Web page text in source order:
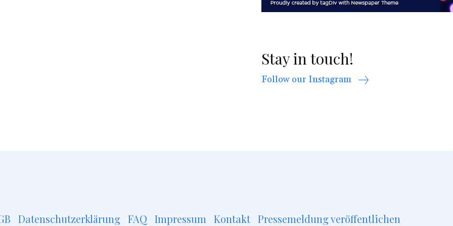
Stay in touch!
Follow our Instagram
Datenschutzerklärung FAQ Impressum Kontakt Pressemeldung veröffentlichen